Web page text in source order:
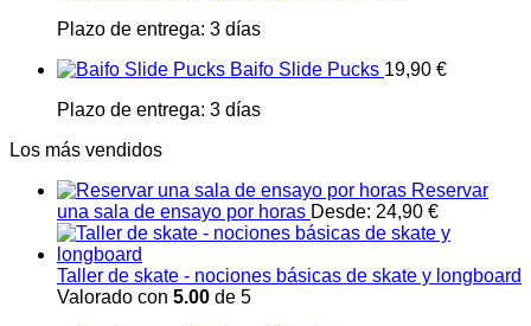
Plazo de entrega: 3 días
Baifo Slide Pucks 19,90 €
Plazo de entrega: 3 días
Los más vendidos
Reservar
una sala de ensayo por horas Desde: 24,90 €
Taller de skate - nociones básicas de skate y longboard
Valorado con 5.00 de 5